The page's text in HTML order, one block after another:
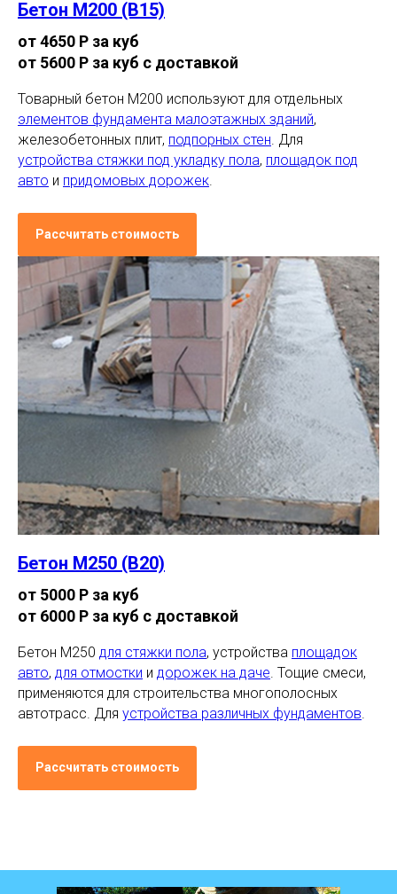
Бетон М200 (В15)
от 4650 Р за куб
от 5600 Р за куб с доставкой
Товарный бетон М200 используют для отдельных
элементов фундамента малоэтажных зданий,
железобетонных плит, подпорных стен. Для
устройства стяжки под укладку пола, площадок под
авто и придомовых дорожек.
Рассчитать стоимость
Бетон М250 (В20)
от 5000 Р за куб
от 6000 Р за куб с доставкой
Бетон М250 для стяжки пола, устройства площадок
авто, для отмостки и дорожек на даче. Тощие смеси,
применяются для строительства многополосных
автотрасс. Для устройства различных фундаментов.
Рассчитать стоимость